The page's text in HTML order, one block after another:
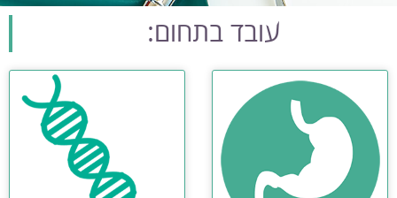
עובד בתחום: